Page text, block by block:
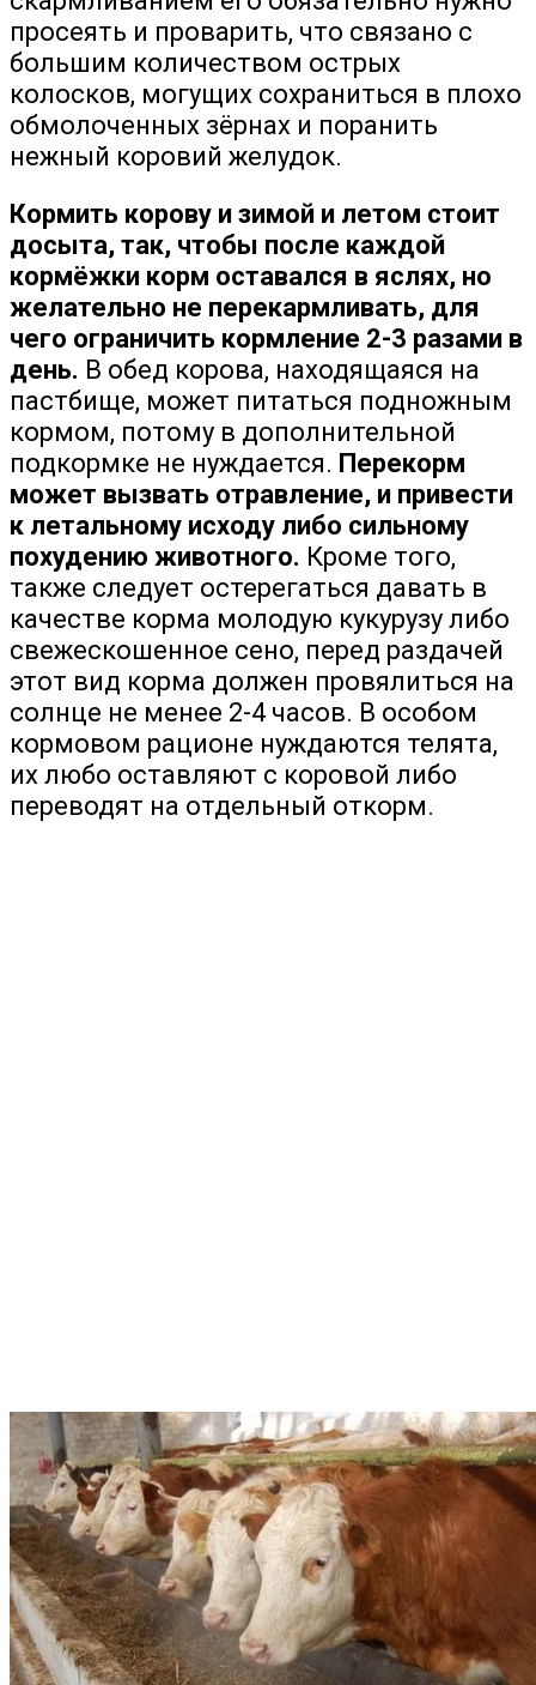
просеять и проварить, что связано с
большим количеством острых
колосков, могущих сохраниться в плохо
обмолоченных зёрнах и поранить
нежный коровий желудок.
Кормить корову и зимой и летом стоит
досыта, так, чтобы после каждой
кормёжки корм оставался в яслях, но
желательно не перекармливать, для
чего ограничить кормление 2-3 разами в
день. В обед корова, находящаяся на
пастбище, может питаться подножным
кормом, потому в дополнительной
подкормке не нуждается. Перекорм
может вызвать отравление, и привести
к летальному исходу либо сильному
похудению животного. Кроме того,
также следует остерегаться давать в
качестве корма молодую кукурузу либо
свежескошенное сено, перед раздачей
этот вид корма должен провялиться на
солнце не менее 2-4 часов. В особом
кормовом рационе нуждаются телята,
их любо оставляют с коровой либо
переводят на отдельный откорм.